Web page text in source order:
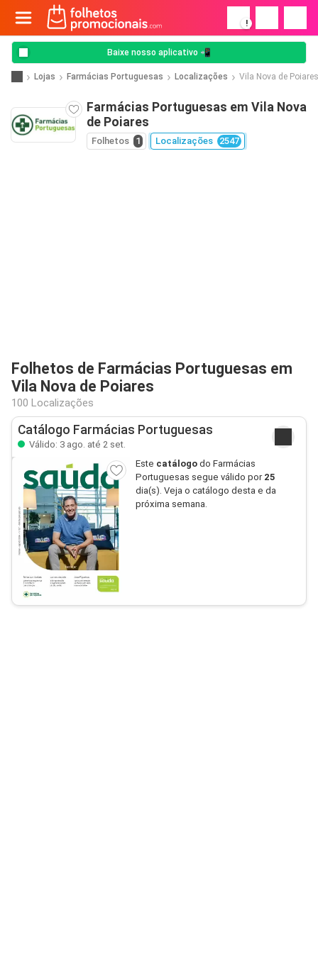
!
Baixe nosso aplicativo 📲
Lojas Farmácias Portuguesas Localizações Vila Nova de Poiares
Farmácias Portuguesas em Vila Nova
de Poiares
Folhetos 1 Localizações 2547
Folhetos de Farmácias Portuguesas em
Vila Nova de Poiares
100 Localizações
Catálogo Farmácias Portuguesas
Válido: 3 ago. até 2 set.
Este catálogodo Farmácias
Portuguesas segue válido por 25
dia(s). Veja o catálogo desta e da
próxima semana.